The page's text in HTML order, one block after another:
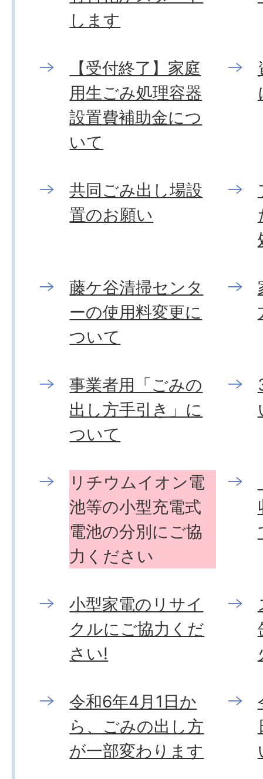
します
【受付終了】家庭
用生ごみ処理容器
設置費補助金につ
いて
共同ごみ出し場設
置のお願い
藤ケ谷清掃センタ
ーの使用料変更に
ついて
事業者用「ごみの
出し方手引き」に
ついて
リチウムイオン電
池等の小型充電式
電池の分別にご協
力ください
小型家電のリサイ
クルにご協力くだ
さい!
令和6年4月1日か
ら、ごみの出し方
が一部変わります